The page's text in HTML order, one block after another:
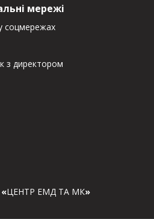
мережі
соцмережах
з директором
«ЦЕНТР ЕМД ТА МК»